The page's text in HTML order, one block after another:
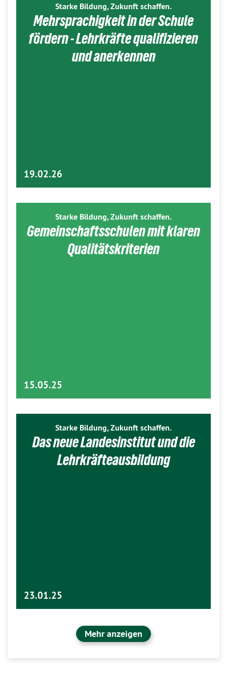
Starke Bildung, Zukunft schaffen.
Mehrsprachigkeit in der Schule
fördern - Lehrkräfte qualifizieren
und anerkennen
19.02.26
Starke Bildung, Zukunft schaffen.
Gemeinschaftsschulen mit klaren
Qualitätskriterien
15.05.25
Starke Bildung, Zukunft schaffen.
Das neue Landesinstitut und die
Lehrkräfteausbildung
23.01.25
Mehr anzeigen